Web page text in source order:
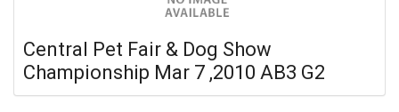
Central Pet Fair & Dog Show
Championship Mar 7 ,2010 AB3 G2